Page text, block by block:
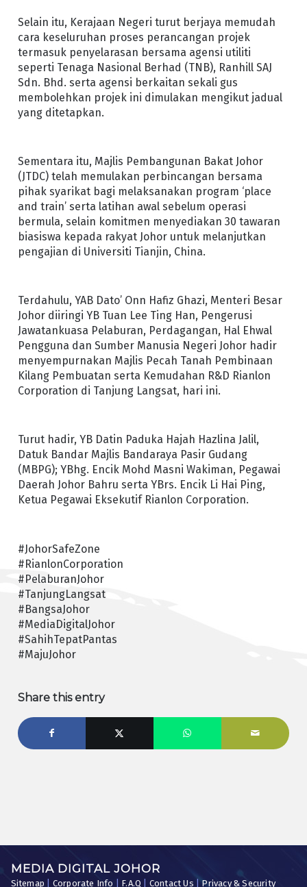
Selain itu, Kerajaan Negeri turut berjaya memudah
cara keseluruhan proses perancangan projek
termasuk penyelarasan bersama agensi utiliti
seperti Tenaga Nasional Berhad (TNB), Ranhill SAJ
Sdn. Bhd. serta agensi berkaitan sekali gus
membolehkan projek ini dimulakan mengikut jadual
yang ditetapkan.
Sementara itu, Majlis Pembangunan Bakat Johor
(JTDC) telah memulakan perbincangan bersama
pihak syarikat bagi melaksanakan program ‘place
and train’ serta latihan awal sebelum operasi
bermula, selain komitmen menyediakan 30 tawaran
biasiswa kepada rakyat Johor untuk melanjutkan
pengajian di Universiti Tianjin, China.
Terdahulu, YAB Dato’ Onn Hafiz Ghazi, Menteri Besar
Johor diiringi YB Tuan Lee Ting Han, Pengerusi
Jawatankuasa Pelaburan, Perdagangan, Hal Ehwal
Pengguna dan Sumber Manusia Negeri Johor hadir
menyempurnakan Majlis Pecah Tanah Pembinaan
Kilang Pembuatan serta Kemudahan R&D Rianlon
Corporation di Tanjung Langsat, hari ini.
Turut hadir, YB Datin Paduka Hajah Hazlina Jalil,
Datuk Bandar Majlis Bandaraya Pasir Gudang
(MBPG); YBhg. Encik Mohd Masni Wakiman, Pegawai
Daerah Johor Bahru serta YBrs. Encik Li Hai Ping,
Ketua Pegawai Eksekutif Rianlon Corporation.
#JohorSafeZone
#RianlonCorporation
#PelaburanJohor
#TanjungLangsat
#BangsaJohor
#MediaDigitalJohor
#SahihTepatPantas
#MajuJohor
Share this entry
MEDIA DIGITAL JOHOR
Sitemap Corporate Info F.A.Q Contact Us |Privacy & Security